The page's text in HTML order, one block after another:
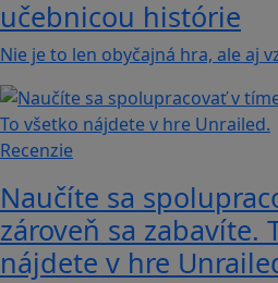
učebnicou histórie
Nie je to len obyčajná hra, ale aj
Recenzie
Naučíte sa
zároveň sa zabavíte.
nájdete v hre